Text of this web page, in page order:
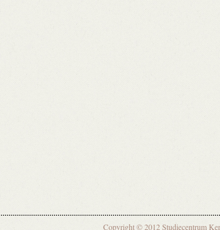
Copyright © 2012 Studiecentrum